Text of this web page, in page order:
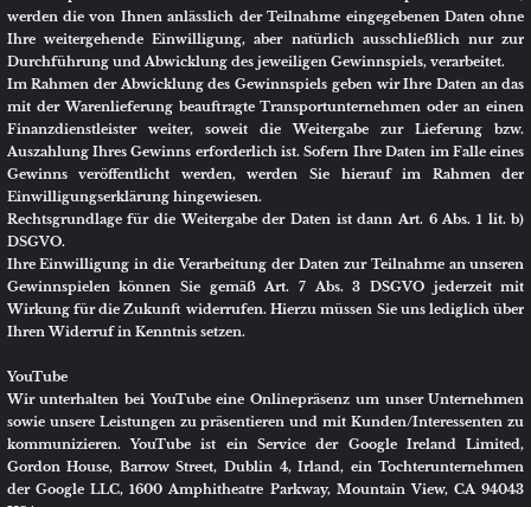
https://www.facebook.com/privacy/explanation
Es ist nicht ausgeschlossen, dass die Verarbeitung durch die Facebook
Ireland Ltd. auch über die Facebook Inc., 1601 Willow Road, Menlo Park,
California 94025 in den USA erfolgt.
Instagram
Zur Bewerbung unserer Produkte und Leistungen sowie zur
Kommunikation mit Interessenten oder Kunden betreiben wir eine
Firmenpräsenz auf der Plattform Instagram.
Auf dieser Social-Media-Plattform sind wir gemeinsam mit der Facebook
Ireland Ltd., 4 Grand Canal Square, Grand Canal Harbour, Dublin 2 Ireland,
verantwortlich.
Der Datenschutzbeauftragte von Instagram kann über ein Kontaktformular
erreicht werden:
https://www.facebook.com/help/contact/540977946302970
Die gemeinsame Verantwortlichkeit haben wir in einer Vereinbarung
bezüglich der jeweiligen Verpflichtungen im Sinne der DSGVO geregelt.
Diese Vereinbarung, aus der sich die gegenseitigen Verpflichtungen ergeben,
ist unter dem folgenden Link abrufbar:
https://www.facebook.com/legal/terms/page_controller_addendum
Rechtsgrundlage für die dadurch erfolgende und nachfolgend
lit. f DSGVO. Unser berechtigtes Interesse besteht an der Analyse, der
und Leistungen.
Rechtsgrundlage kann auch eine Einwilligung des Nutzers gemäß Art. 6
Abs. 1 lit. a DSGVO gegenüber dem Plattformbetreiber sein. Die
Einwilligung hierzu kann der Nutzer nach Art. 7 Abs. 3 DSGVO jederzeit
durch eine Mitteilung an den Plattformbetreiber für die Zukunft
widerrufen.
Bei dem Aufruf unseres Onlineauftritts auf der Plattform Instagram werden